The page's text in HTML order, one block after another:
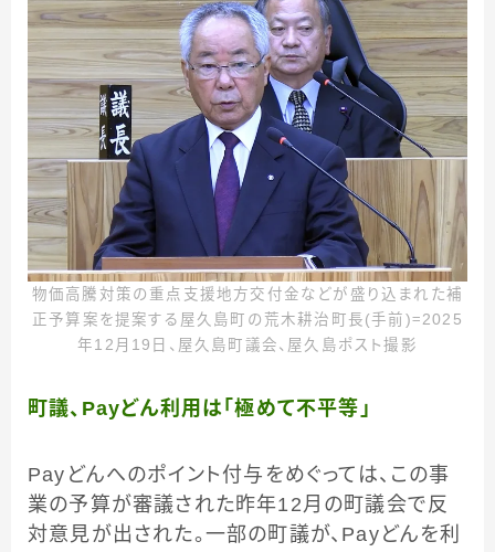
物価高騰対策の重点支援地方交付金などが盛り込まれた補
正予算案を提案する屋久島町の荒木耕治町長(手前)＝2025
年12月19日、屋久島町議会、屋久島ポスト撮影
町議、Payどん利用は「極めて不平等」
Payどんへのポイント付与をめぐっては、この事
業の予算が審議された昨年12月の町議会で反
対意見が出された。一部の町議が、Payどんを利